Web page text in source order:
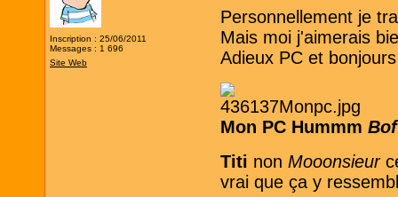
Inscription : 25/06/2011
Messages : 1 696
Site Web
Personnellement je
Mais moi j'aimerais
Adieux PC et
Mon PC Hummm
Titi nonMooonsieur
vrai que ça y